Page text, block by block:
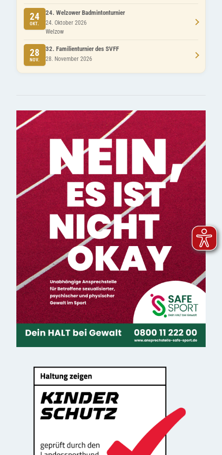
24
OKT.
24. Welzower Badmintonturnier
24. Oktober 2026
Welzow
28
NOV.
32. Familienturnier des SVFF
28. November 2026